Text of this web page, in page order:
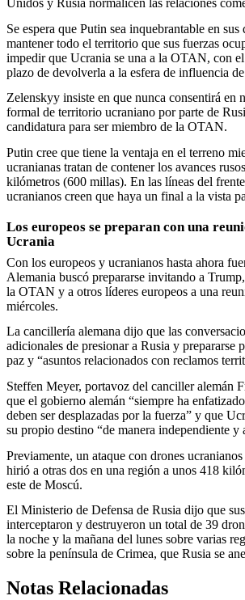
Unidos y Rusia normalicen las relaciones
Se espera que Putin sea inquebrantable en sus
mantener todo el territorio que sus fuerzas
impedir que Ucrania se una a la OTAN, con
plazo de devolverla a la esfera de influencia
Zelenskyy insiste en que nunca consentirá en
formal de territorio ucraniano por parte de
candidatura para ser miembro de la OTAN.
Putin cree que tiene la ventaja en el terreno
ucranianas tratan de contener los avances
kilómetros (600 millas). En las líneas del
ucranianos creen que haya un final a la vista
Los europeos se preparan con una
Ucrania
Con los europeos y ucranianos hasta ahora
Alemania buscó prepararse invitando a
la OTAN y a otros líderes europeos a una
miércoles.
La cancillería alemana dijo que las
adicionales de presionar a Rusia y prepararse
paz y “asuntos relacionados con reclamos
Steffen Meyer, portavoz del canciller alemán
que el gobierno alemán “siempre ha
deben ser desplazadas por la fuerza” y que
su propio destino “de manera independiente y
Previamente, un ataque con drones
hirió a otras dos en una región a unos 418
este de Moscú.
El Ministerio de Defensa de Rusia dijo que sus
interceptaron y destruyeron un total de 39
la noche y la mañana del lunes sobre varias
sobre la península de Crimea, que Rusia se
Notas Relacionadas